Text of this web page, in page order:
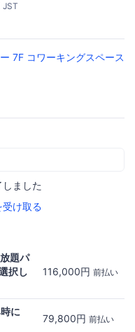
JST
7F コワーキングスペース
ました
け取る
題パ
択し
116,000円 前払い
に
79,800円 前払い